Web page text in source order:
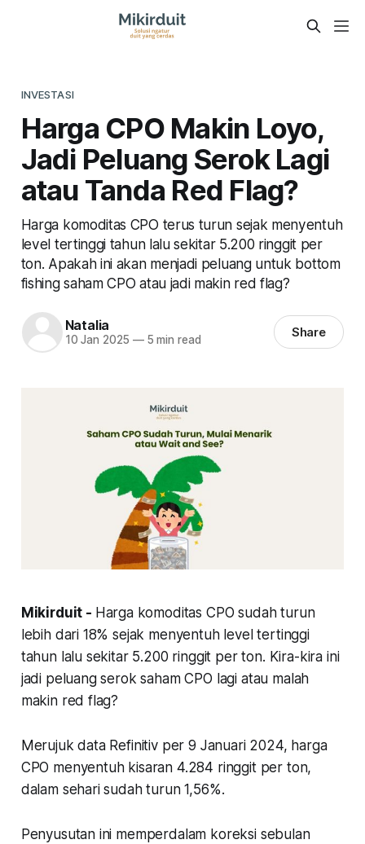
INVESTASI
Harga CPO Makin Loyo,
Jadi Peluang Serok Lagi
atau Tanda Red Flag?
Harga komoditas CPO terus turun sejak menyentuh
level tertinggi tahun lalu sekitar 5.200 ringgit per
ton. Apakah ini akan menjadi peluang untuk bottom
fishing saham CPO atau jadi makin red flag?
Natalia
10 Jan 2025 —5 min read Share
Mikirduit - Harga komoditas CPO sudah turun
lebih dari 18% sejak menyentuh level tertinggi
tahun lalu sekitar 5.200 ringgit per ton. Kira-kira ini
jadi peluang serok saham CPO lagi atau malah
makin red flag?
Merujuk data Refinitiv per 9 Januari 2024, harga
CPO menyentuh kisaran 4.284 ringgit per ton,
dalam sehari sudah turun 1,56%.
Penyusutan ini memperdalam koreksi sebulan